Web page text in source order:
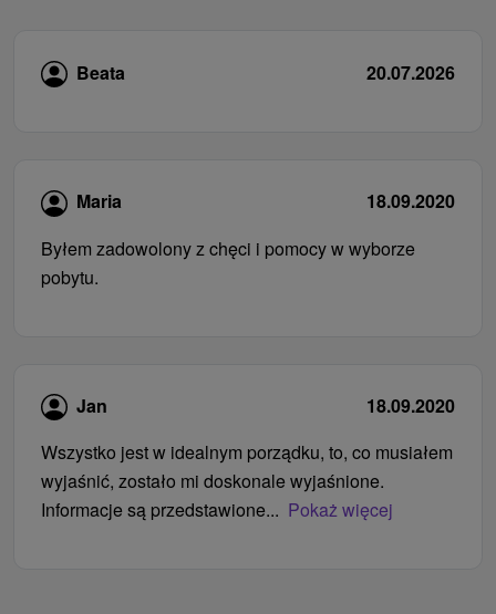
Beata 20.07.2026
Maria
18.09.2020
Byłem zadowolony z chęci i pomocy w wyborze
pobytu.
Jan
18.09.2020
Wszystko jest w idealnym porządku, to, co musiałem
wyjaśnić, zostało mi doskonale wyjaśnione.
Informacje są przedstawione... Pokaż więcej